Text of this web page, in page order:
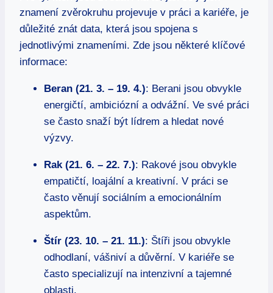
znamení⁢ zvěrokruhu projevuje v​ práci a kariéře,‍ je⁢
důležité‌ znát​ data, ⁣která jsou spojena s
‌jednotlivými ​znameními.​ Zde⁣ jsou⁤ některé ​klíčové
informace:
Beran⁢ (21. 3. – 19.⁢ 4.): Berani jsou obvykle
energičtí, ambiciózní⁢ a odvážní. Ve své práci
se často snaží být lídrem a hledat nové
výzvy.
Rak (21. 6. – 22. 7.): Rakové jsou obvykle
empatičtí, loajální a kreativní. ⁤V práci se
často věnují sociálním a emocionálním
aspektům.
Štír ⁤(23. 10. – 21. 11.): Štíři jsou obvykle
odhodlaní, vášniví a důvěrní. V kariéře se
často specializují⁢ na intenzivní a tajemné
oblasti.